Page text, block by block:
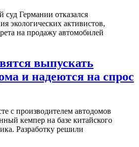
Германии отказался
экологических активистов,
на продажу автомобилей
выпускать
и надеются на спрос
с производителем автодомов
кемпер на базе китайского
Разработку решили